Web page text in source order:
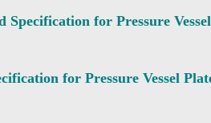
for Pressure
for Pressure Vessel